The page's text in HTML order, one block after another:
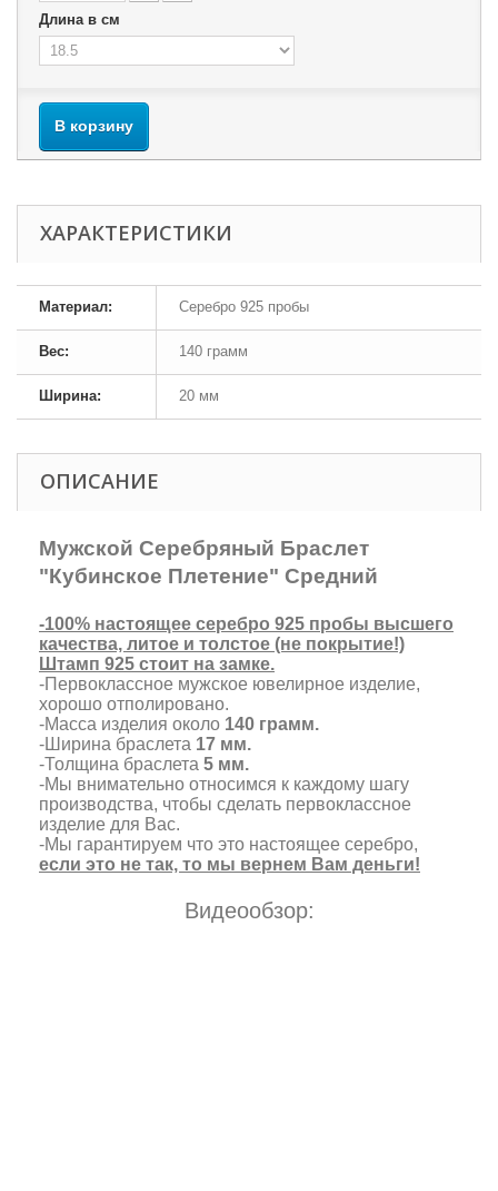
Длина в см
В корзину
ХАРАКТЕРИСТИКИ
Материал: Серебро 925 пробы
Вес: 140 грамм
Ширина: 20 мм
ОПИСАНИЕ
Мужской Серебряный Браслет
"Кубинское Плетение" Средний
-100% настоящее серебро 925 пробы высшего
качества, литое и толстое (не покрытие!)
Штамп 925 стоит на замке.
-Первоклассное мужское ювелирное изделие,
хорошо отполировано.
-Масса изделия около 140 грамм.
-Ширина браслета 17 мм.
-Толщина браслета 5 мм.
-Мы внимательно относимся к каждому шагу
производства, чтобы сделать первоклассное
изделие для Вас.
-Мы гарантируем что это настоящее серебро,
если это не так, то мы вернем Вам деньги!
Видеообзор: